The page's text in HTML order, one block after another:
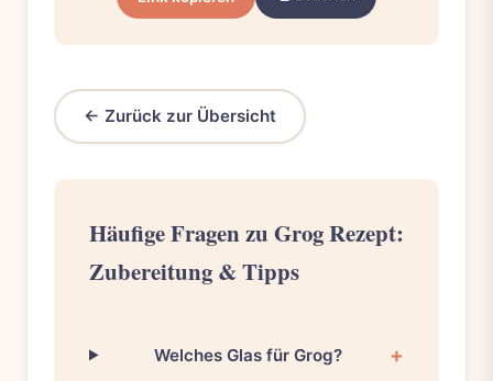
← Zurück zur Übersicht
Häufige Fragen zu Grog Rezept:
Zubereitung & Tipps
Welches Glas für Grog?